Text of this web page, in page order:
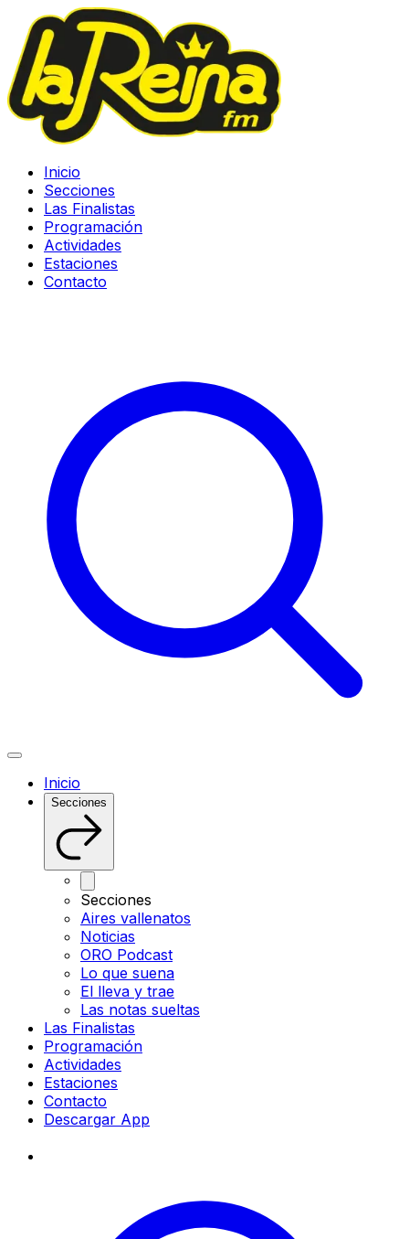
Inicio
Secciones
Las Finalistas
Programación
Actividades
Estaciones
Contacto
Inicio
Secciones
Secciones
Aires vallenatos
Noticias
ORO Podcast
Lo que suena
El lleva y trae
Las notas sueltas
Las Finalistas
Programación
Actividades
Estaciones
Contacto
Descargar App